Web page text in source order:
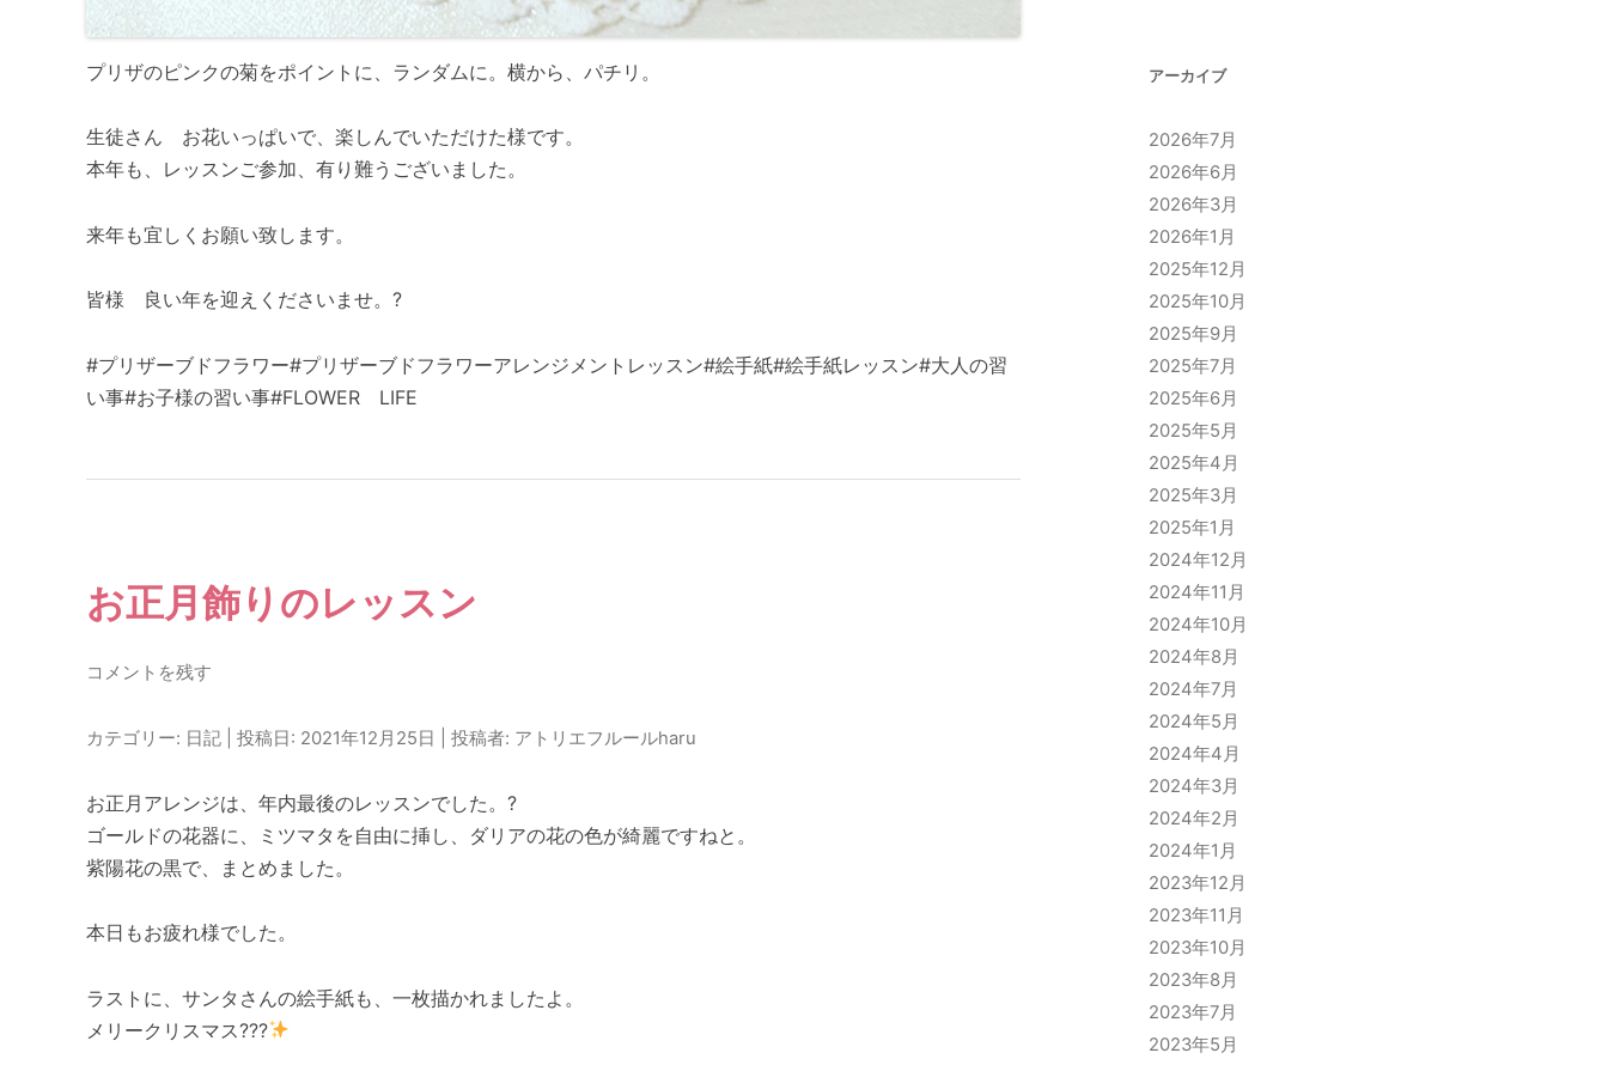
プリザのピンクの菊をポイントに、ランダムに。横から、パチリ。
生徒さん お花いっぱいで、楽しんでいただけた様です。
本年も、レッスンご参加、有り難うございました。
来年も宜しくお願い致します。
皆様 良い年を迎えくださいませ。?
#プリザーブドフラワー#プリザーブドフラワーアレンジメントレッスン#絵手紙#絵手紙レッスン#大人の習
い事#お子様の習い事#FLOWER LIFE
お正月飾りのレッスン
コメントを残す
カテゴリー: 日記 | 投稿日: 2021年12月25日 投稿者: アトリエフルールharu
お正月アレンジは、年内最後のレッスンでした。?
ゴールドの花器に、ミツマタを自由に挿し、ダリアの花の色が綺麗ですねと。
紫陽花の黒で、まとめました。
本日もお疲れ様でした。
ラストに、サンタさんの絵手紙も、一枚描かれましたよ。
メリークリスマス???
アーカイブ
2026年7月
2026年6月
2026年3月
2026年1月
2025年12月
2025年10月
2025年9月
2025年7月
2025年6月
2025年5月
2025年4月
2025年3月
2025年1月
2024年12月
2024年11月
2024年10月
2024年8月
2024年7月
2024年5月
2024年4月
2024年3月
2024年2月
2024年1月
2023年12月
2023年11月
2023年10月
2023年8月
2023年7月
2023年5月